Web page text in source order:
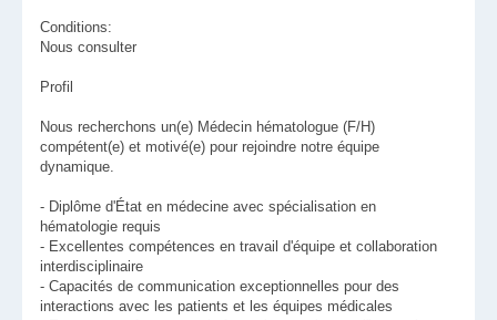
Conditions:
Nous consulter
Profil
Nous recherchons un(e) Médecin hématologue (F/H)
compétent(e) et motivé(e) pour rejoindre notre équipe
dynamique.
- Diplôme d'État en médecine avec spécialisation en
hématologie requis
- Excellentes compétences en travail d'équipe et collaboration
interdisciplinaire
- Capacités de communication exceptionnelles pour des
interactions avec les patients et les équipes médicales